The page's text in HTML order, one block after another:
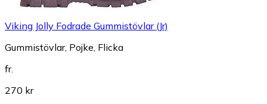
Viking Jolly Fodrade Gummistövlar (Jr)
Gummistövlar, Pojke, Flicka
fr.
270 kr